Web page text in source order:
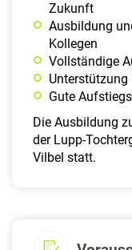
Zukunft
Ausbildung
Kollegen
Vollständige
Gute
Die Ausbildung
der Lupp-
Vilbel statt.